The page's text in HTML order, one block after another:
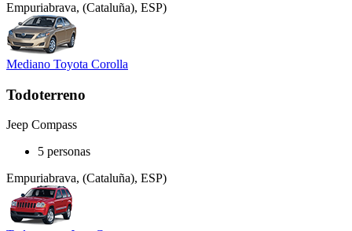
Empuriabrava, (Cataluña), ESP)
Mediano Toyota Corolla
Todoterreno
Jeep Compass
5 personas
Empuriabrava, (Cataluña), ESP)